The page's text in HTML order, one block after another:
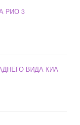
РИО 3
ВИДА КИА